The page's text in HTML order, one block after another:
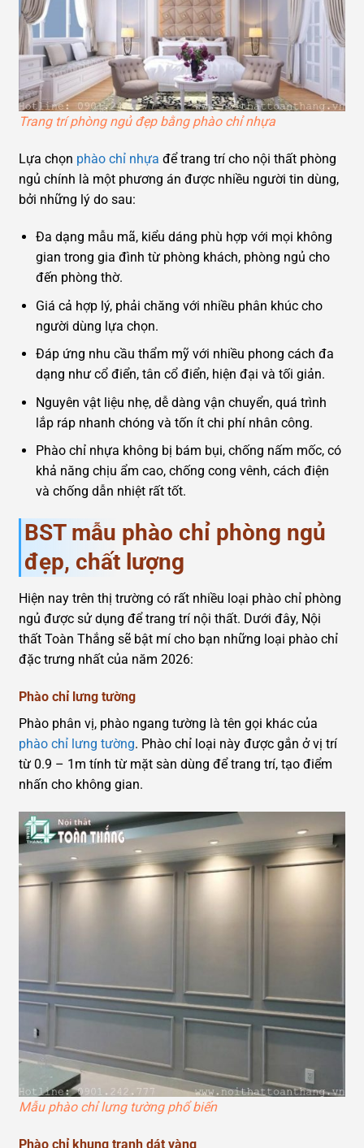
Trang trí phòng ngủ đẹp bằng phào chỉ nhựa
Lựa chọn phào chỉ nhựa để trang trí cho nội thất phòng
ngủ chính là một phương án được nhiều người tin dùng,
bởi những lý do sau:
Đa dạng mẫu mã, kiểu dáng phù hợp với mọi không
gian trong gia đình từ phòng khách, phòng ngủ cho
đến phòng thờ.
Giá cả hợp lý, phải chăng với nhiều phân khúc cho
người dùng lựa chọn.
Đáp ứng nhu cầu thẩm mỹ với nhiều phong cách đa
dạng như cổ điển, tân cổ điển, hiện đại và tối giản.
Nguyên vật liệu nhẹ, dễ dàng vận chuyển, quá trình
lắp ráp nhanh chóng và tốn ít chi phí nhân công.
Phào chỉ nhựa không bị bám bụi, chống nấm mốc, có
khả năng chịu ẩm cao, chống cong vênh, cách điện
và chống dẫn nhiệt rất tốt.
BST mẫu phào chỉ phòng ngủ
đẹp, chất lượng
Hiện nay trên thị trường có rất nhiều loại phào chỉ phòng
ngủ được sử dụng để trang trí nội thất. Dưới đây, Nội
thất Toàn Thắng sẽ bật mí cho bạn những loại phào chỉ
đặc trưng nhất của năm 2026:
Phào chỉ lưng tường
Phào phân vị, phào ngang tường là tên gọi khác của
phào chỉ lưng tường. Phào chỉ loại này được gắn ở vị trí
từ 0.9 – 1m tính từ mặt sàn dùng để trang trí, tạo điểm
nhấn cho không gian.
Mẫu phào chỉ lưng tường phổ biến
Phào chỉ khung tranh dát vàng